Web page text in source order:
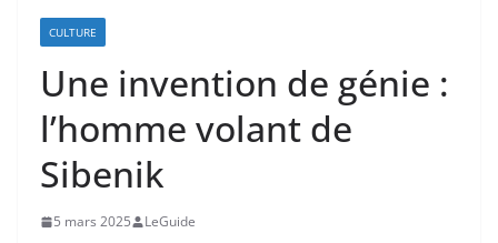
CULTURE
Une invention de génie :
l’homme volant de
Sibenik
5 mars 2025 LeGuide